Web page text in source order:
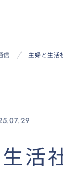
信
活